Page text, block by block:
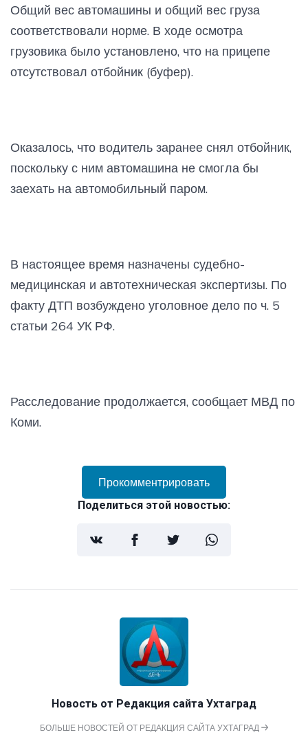
Общий вес автомашины и общий вес груза
соответствовали норме. В ходе осмотра
грузовика было установлено, что на прицепе
отсутствовал отбойник (буфер).
Оказалось, что водитель заранее снял отбойник,
поскольку с ним автомашина не смогла бы
заехать на автомобильный паром.
В настоящее время назначены судебно-
медицинская и автотехническая экспертизы. По
факту ДТП возбуждено уголовное дело по ч. 5
статьи 264 УК РФ.
Расследование продолжается, сообщает МВД по
Коми.
Прокомментрировать
Поделиться этой новостью:
Новость от Редакция сайта Ухтаград
БОЛЬШЕ НОВОСТЕЙ ОТ РЕДАКЦИЯ САЙТА УХТАГРАД